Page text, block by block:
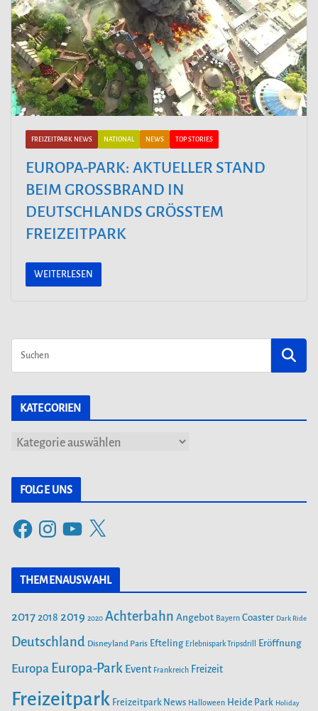
FREIZEITPARK NEWS NATIONAL NEWS TOP STORIES
EUROPA-PARK: AKTUELLER STAND
BEIM GROSSBRAND IN
DEUTSCHLANDS GRÖSSTEM
FREIZEITPARK
WEITERLESEN
KATEGORIEN
g
e
n
FOLGE UNS
F
c
o
o
s
t
g
r
Y
u
T
b
e
X
THEMENAUSWAHL
20172018 2019 2020 Achterbahn Angebot Bayern Coaster Dark Ride
Deutschland Disneyland Paris Efteling Erlebnispark Tripsdrill Eröffnung
Europa Europa-Park Event Frankreich Freizeit
Freizeitpark Freizeitpark News Halloween Heide Park Holiday